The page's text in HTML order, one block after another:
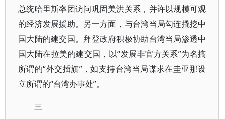
总统哈里斯率团访问巩固美洪关系，并许以规模可观
的经济发展援助。另一方面，与台湾当局勾连撬挖中
国大陆的建交国。拜登政府积极协助台湾当局渗透中
国大陆在拉美的建交国，以“发展非官方关系”为名搞
所谓的“外交插旗”，如支持台湾当局谋求在圭亚那设
立所谓的“台湾办事处”。
三